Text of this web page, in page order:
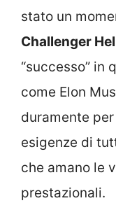
stato un
Challenger
“successo” in
come Elon
duramente
esigenze di
che amano le
prestazionali.